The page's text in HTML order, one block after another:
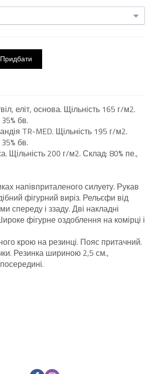
Придбати
еліт, основа. Щільність 165 г/м2.
бв.
TR-MED. Щільність 195 г/м2.
бв.
Щільність 200 г/м2. Склад: 80% пе.,
напівприталеного силуету. Рукав
фігурний виріз. Рельєфи від
спереду і ззаду. Дві накладні
фігурне оздоблення на комірці і
крою на резинці. Пояс притачний.
Резинка шириною 2,5 см.,